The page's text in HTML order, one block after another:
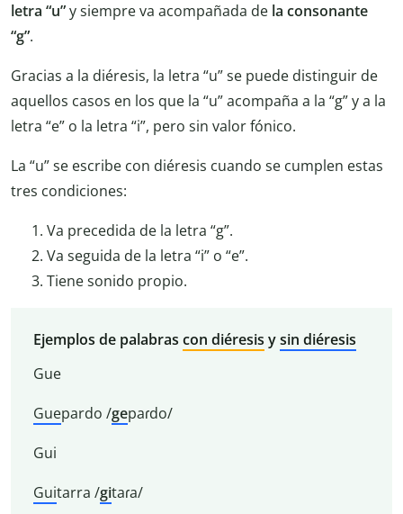
letra “u”y siempre va acompañada de la consonante
“g”.
Gracias a la diéresis, la letra “u” se puede distinguir de
aquellos casos en los que la “u” acompaña a la “g” y a la
letra “e” o la letra “i”, pero sin valor fónico.
La “u” se escribe con diéresis cuando se cumplen estas
tres condiciones:
Va precedida de la letra “g”.
Va seguida de la letra “i” o “e”.
Tiene sonido propio.
Ejemplos de palabras con diéresis ysin diéresis
Gue
Guepardo /gepaɾdo/
Gui
Guitarra /gitaɾa/